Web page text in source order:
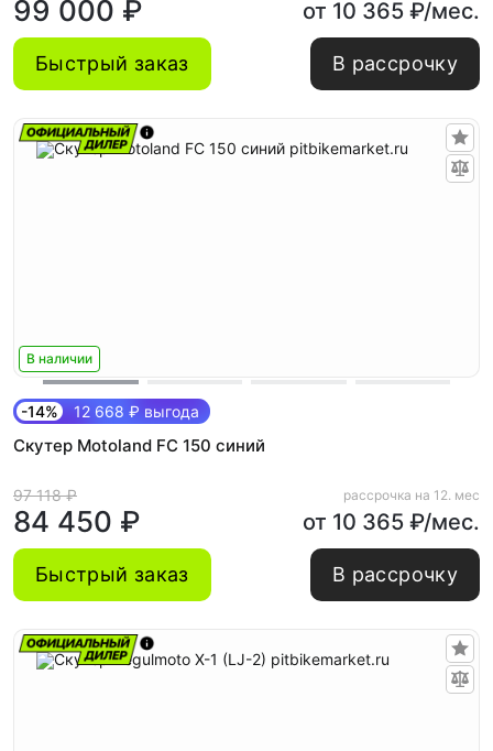
99 000 ₽ от 10 365 ₽/мес.
Быстрый заказ В рассрочку
В наличии
-14% 12 668 ₽ выгода
Скутер Motoland FC 150 синий
97 118 ₽
84 450 ₽
рассрочка на 12. мес
от 10 365 ₽/мес.
Быстрый заказ В рассрочку